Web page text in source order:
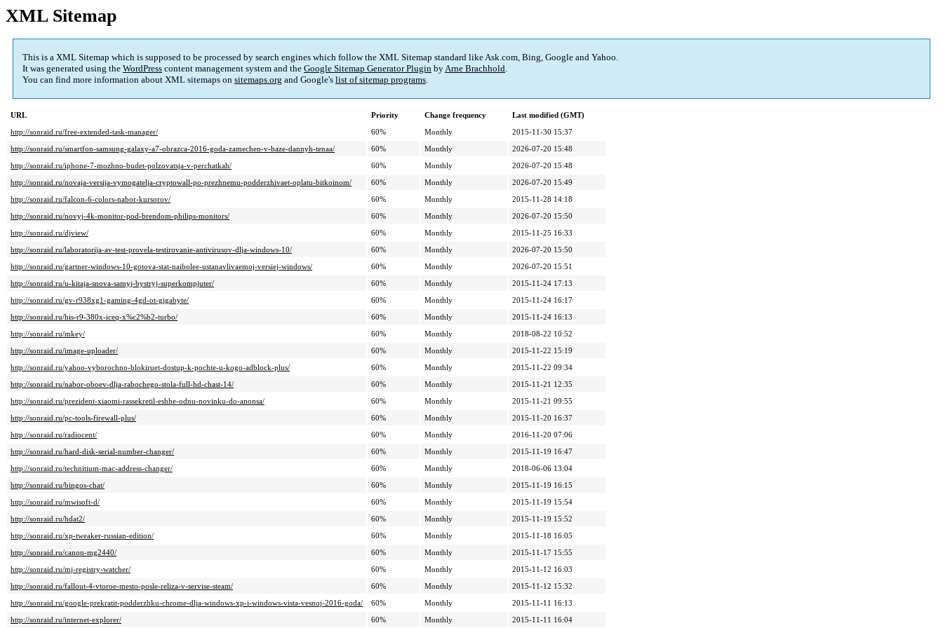
XML Sitemap
This is a XML Sitemap which is supposed to be processed by search engines which follow the XML Sitemap standard like Ask.com, Bing, Google and Yahoo.
It was generated using the WordPress content management system and the Google Sitemap Generator Plugin byArne Brachhold.
You can find more information about XML sitemaps on sitemaps.org and Google's list of sitemap programs.
URL Priority Change frequency
Last modified (GMT)
http://sonraid.ru/free-extended-task-manager/
60% Monthly
2015-11-30 15:37
http://sonraid.ru/smartfon-samsung-galaxy-a7-obrazca-2016-goda-zamechen-v-baze-dannyh-tenaa/
60% Monthly
2026-07-20 15:48
http://sonraid.ru/iphone-7-mozhno-budet-polzovatsja-v-perchatkah/
60% Monthly
2026-07-20 15:48
http://sonraid.ru/novaja-versija-vymogatelja-cryptowall-po-prezhnemu-podderzhivaet-oplatu-bitkoinom/
60% Monthly
2026-07-20 15:49
http://sonraid.ru/falcon-6-colors-nabor-kursorov/
60% Monthly
2015-11-28 14:18
http://sonraid.ru/novyj-4k-monitor-pod-brendom-philips-monitors/
60% Monthly
2026-07-20 15:50
http://sonraid.ru/djview/
60% Monthly
2015-11-25 16:33
http://sonraid.ru/laboratorija-av-test-provela-testirovanie-antivirusov-dlja-windows-10/
60% Monthly
2026-07-20 15:50
http://sonraid.ru/gartner-windows-10-gotova-stat-naibolee-ustanavlivaemoj-versiej-windows/
60% Monthly
2026-07-20 15:51
http://sonraid.ru/u-kitaja-snova-samyj-bystryj-superkompjuter/
60% Monthly
2015-11-24 17:13
http://sonraid.ru/gv-r938xg1-gaming-4gd-ot-gigabyte/
60% Monthly
2015-11-24 16:17
http://sonraid.ru/his-r9-380x-iceq-x%c2%b2-turbo/
60% Monthly
2015-11-24 16:13
http://sonraid.ru/mkey/
60% Monthly
2018-08-22 10:52
http://sonraid.ru/image-uploader/
60% Monthly
2015-11-22 15:19
http://sonraid.ru/yahoo-vyborochno-blokiruet-dostup-k-pochte-u-kogo-adblock-plus/
60% Monthly
2015-11-22 09:34
http://sonraid.ru/nabor-oboev-dlja-rabochego-stola-full-hd-chast-14/
60% Monthly
2015-11-21 12:35
http://sonraid.ru/prezident-xiaomi-rassekretil-eshhe-odnu-novinku-do-anonsa/
60% Monthly
2015-11-21 09:55
http://sonraid.ru/pc-tools-firewall-plus/
60% Monthly
2015-11-20 16:37
http://sonraid.ru/radiocent/
60% Monthly
2016-11-20 07:06
http://sonraid.ru/hard-disk-serial-number-changer/
60% Monthly
2015-11-19 16:47
http://sonraid.ru/technitium-mac-address-changer/
60% Monthly
2018-06-06 13:04
http://sonraid.ru/bingos-chat/
60% Monthly
2015-11-19 16:15
http://sonraid.ru/mwisoft-d/
60% Monthly
2015-11-19 15:54
http://sonraid.ru/hdat2/
60% Monthly
2015-11-19 15:52
http://sonraid.ru/xp-tweaker-russian-edition/
60% Monthly
2015-11-18 16:05
http://sonraid.ru/canon-mg2440/
60% Monthly
2015-11-17 15:55
http://sonraid.ru/mj-registry-watcher/
60% Monthly
2015-11-12 16:03
http://sonraid.ru/fallout-4-vtoroe-mesto-posle-reliza-v-servise-steam/
60% Monthly
2015-11-12 15:32
http://sonraid.ru/google-prekratit-podderzhku-chrome-dlja-windows-xp-i-windows-vista-vesnoj-2016-goda/
60% Monthly
2015-11-11 16:13
http://sonraid.ru/internet-explorer/
60% Monthly 2015-11-11 16:04